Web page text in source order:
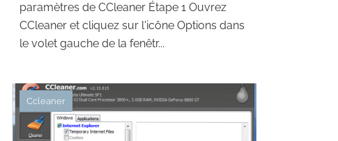
paramètres de CCleaner Étape 1 Ouvrez
CCleaner et cliquez sur l'icône Options dans
le volet gauche de la fenêtr...
Ccleaner